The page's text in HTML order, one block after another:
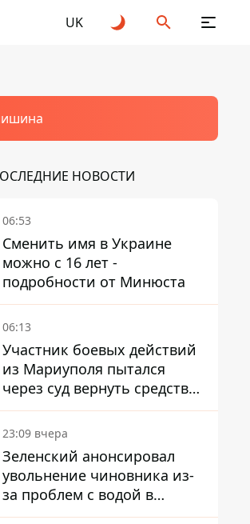
UK
НОВОСТИ
06:53
Сменить имя в Украине
можно с 16 лет -
подробности от Минюста
06:13
Участник боевых действий
из Мариуполя пытался
через суд вернуть средства
субсидии со счета в
Ощадбанке – каким было
решение
23:09 вчера
Зеленский анонсировал
увольнение чиновника из-
за проблем с водой в
Марганце